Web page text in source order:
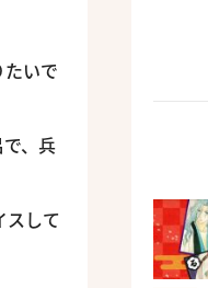
いで
、兵
スして